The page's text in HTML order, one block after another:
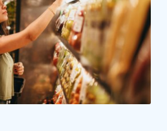
20 tiendas online
argentinas creadas con
Tiendanube